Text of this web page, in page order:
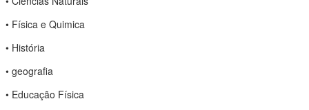
• Física e Quimica
• História
• geografia
• Educação Física